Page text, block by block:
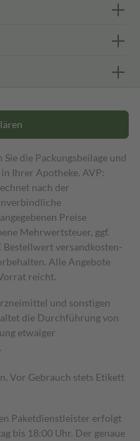
die Packungsbeilage und
Ihrer Apotheke. AVP:
nach der
Preise
Mehrwertsteuer, ggf.
Bestell­wert versand­kosten­
Alle Angebote
reicht.
und sonstigen
die Durchführung von
etwaiger
Vor Gebrauch stets Etikett
Paketdienstleister erfolgt
bis 18:00 Uhr. Der genaue